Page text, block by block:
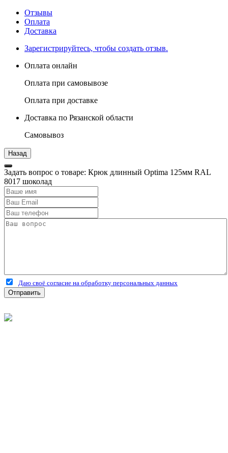
Отзывы
Оплата
Доставка
Зарегистрируйтесь, чтобы создать отзыв.
Оплата онлайн
Оплата при самовывозе
Оплата при доставке
Доставка по Рязанской области
Самовывоз
Задать вопрос о товаре: Крюк длинный Optima 125мм RAL
8017 шоколад
Даю своё согласие на обработку персональных данных
Отправить